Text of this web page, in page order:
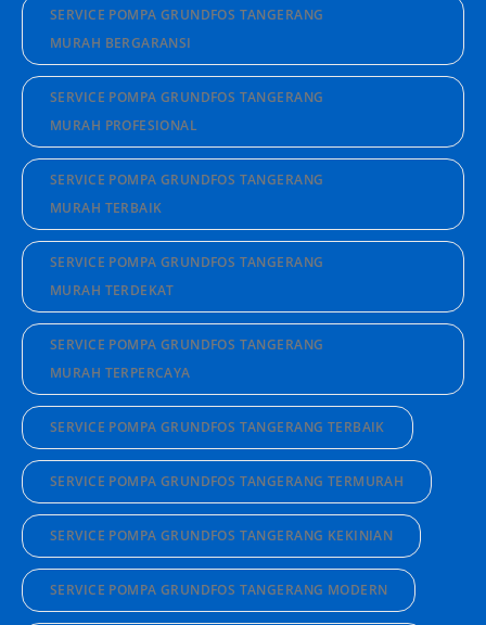
SERVICE POMPA GRUNDFOS TANGERANG
MURAH BERGARANSI
SERVICE POMPA GRUNDFOS TANGERANG
MURAH PROFESIONAL
SERVICE POMPA GRUNDFOS TANGERANG
MURAH TERBAIK
SERVICE POMPA GRUNDFOS TANGERANG
MURAH TERDEKAT
SERVICE POMPA GRUNDFOS TANGERANG
MURAH TERPERCAYA
SERVICE POMPA GRUNDFOS TANGERANG TERBAIK
SERVICE POMPA GRUNDFOS TANGERANG TERMURAH
SERVICE POMPA GRUNDFOS TANGERANG KEKINIAN
SERVICE POMPA GRUNDFOS TANGERANG MODERN